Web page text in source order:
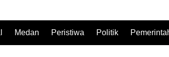
Medan Peristiwa Politik